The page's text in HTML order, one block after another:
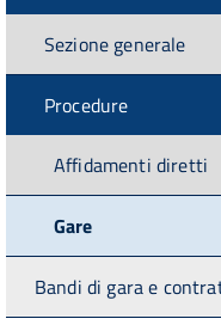
Sezione generale
Procedure
Affidamenti diretti
Gare
Bandi di gara e